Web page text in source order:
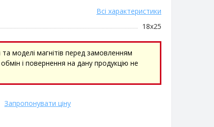
Всі характеристики
18х25
моделі магнітів перед замовленням
і повернення на дану продукцію не
Запропонувати ціну